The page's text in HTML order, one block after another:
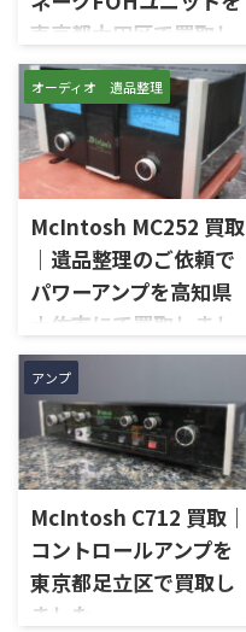
東京都大田区で買取し
ました
東京都大田区で、RSS by
Rolandのデジタルスネーク
FOHユニット「S-0816」を出
張買取させていただきまし
た。今回のお品物は、REACに
対応した8入力16出力構成の
Digital Snake FOH Unitで、通
電状態、各XLR入力、XLR出
力、REAC端子、REMOTE端
子、MUTE ALL OUTPUTS、各イ
ンジケーター、外観コンディ
ョン、電源コードやラックマウ
ント金具など付属品の有無を
確認しながら査定いたしまし
た。 RSS by Roland S-0816
は、S-1608 Stag ...
オーディオ 遺品整理
McIntosh MC252 買取
｜遺品整理のご依頼で
パワーアンプを高知県
土佐市にて買取しまし
た
高知県土佐市で、遺品整理に伴
いMcIntoshのステレオパワー
アンプ「MC252」を出張買取さ
せていただきました。今回の
お品物は、ご家族様より「大
切に使われていたオーディオ機
器なので、価値を分かるところ
に見てほしい」とご相談いた
だいたものです。 McIntosh
MC252は、250W×2chの出力
アンプ
McIntosh C712 買取｜
コントロールアンプを
東京都足立区で買取し
ました